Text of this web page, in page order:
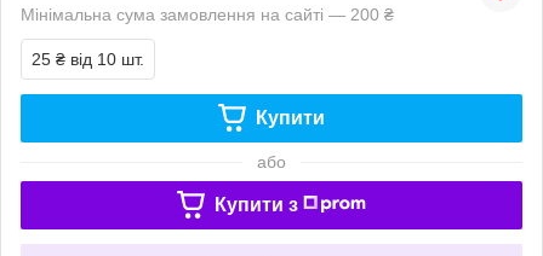
Мінімальна сума замовлення на сайті — 200 ₴
25 ₴ від 10 шт.
Купити
або
Купити з